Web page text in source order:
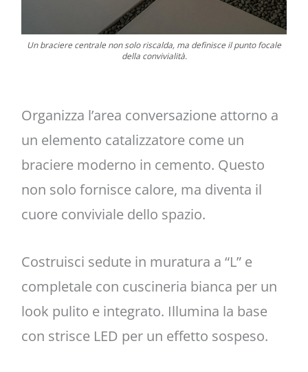
Un braciere centrale non solo riscalda, ma definisce il punto focale
della convivialità.
Organizza l’area conversazione attorno a
un elemento catalizzatore come un
braciere moderno in cemento. Questo
non solo fornisce calore, ma diventa il
cuore conviviale dello spazio.
Costruisci sedute in muratura a “L” e
completale con cuscineria bianca per un
look pulito e integrato. Illumina la base
con strisce LED per un effetto sospeso.